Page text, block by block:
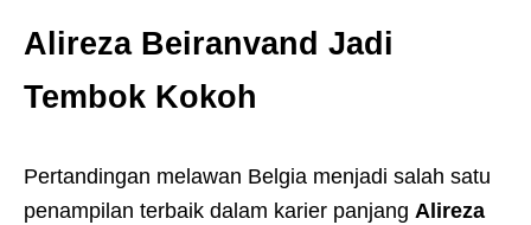
Alireza Beiranvand Jadi
Tembok Kokoh
Pertandingan melawan Belgia menjadi salah satu
penampilan terbaik dalam karier panjang Alireza